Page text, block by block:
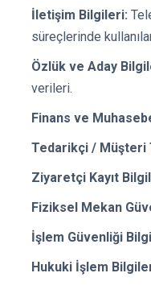
İletişim Bilgileri:
süreçlerinde
Özlük ve Aday
verileri.
Finans ve
Tedarikçi / Müşteri
Ziyaretçi Kayıt
Fiziksel Mekan
İşlem Güvenliği
Hukuki İşlem